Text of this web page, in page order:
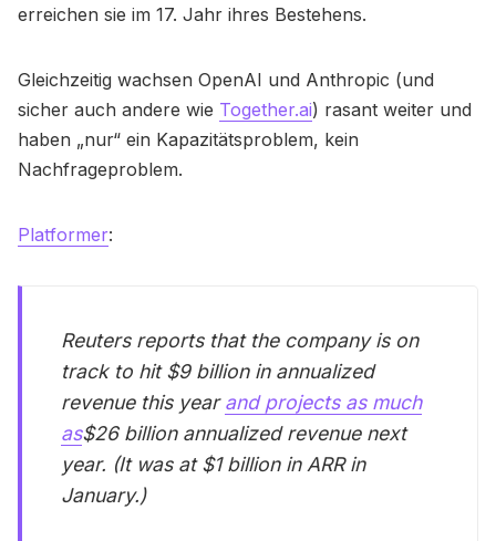
erreichen sie im 17. Jahr ihres Bestehens.
Gleichzeitig wachsen OpenAI und Anthropic (und
sicher auch andere wie Together.ai) rasant weiter und
haben „nur“ ein Kapazitätsproblem, kein
Nachfrageproblem.
Platformer:
Reuters reports that the company is on
track to hit $9 billion in annualized
revenue this year and projects as much
as$26 billion annualized revenue next
year. (It was at $1 billion in ARR in
January.)